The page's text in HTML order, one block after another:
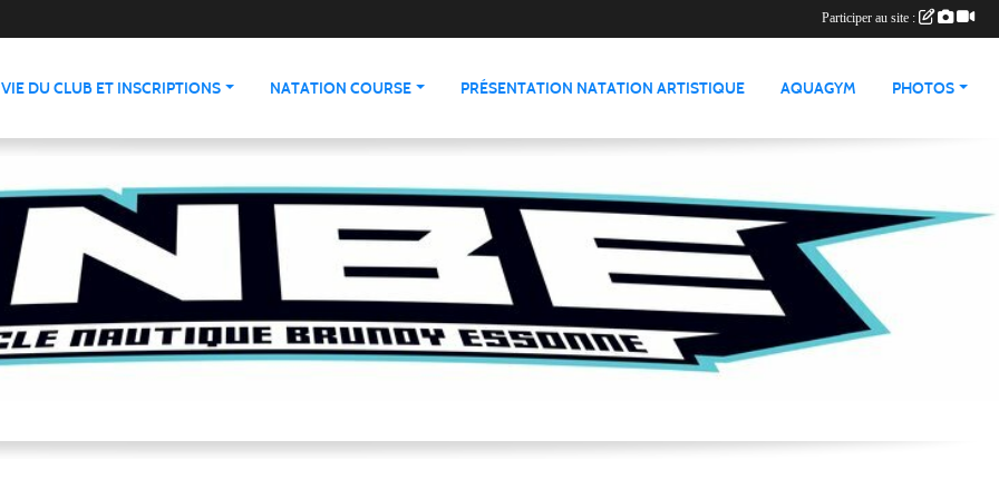
VIE DU CLUB ET INSCRIPTIONS NATATION COURSE PRÉSENTATION NATATION ARTISTIQUE AQUAGYM PHOTOS
Participer au site :